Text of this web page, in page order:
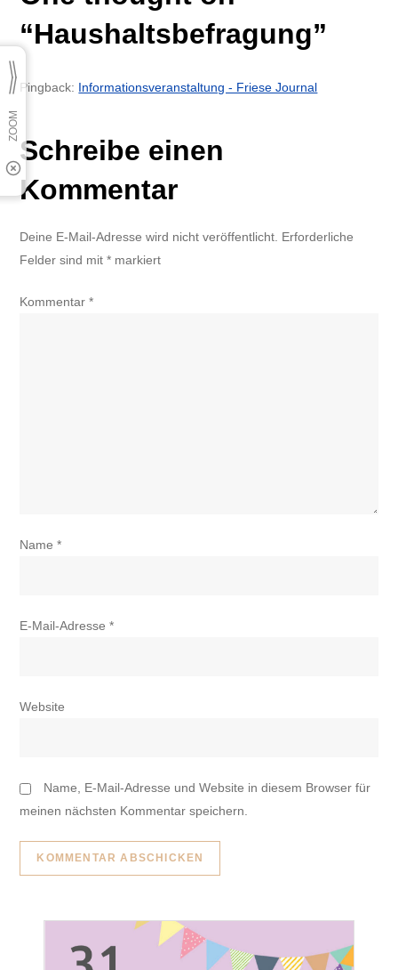
“Haushaltsbefragung”
Pingback: Informationsveranstaltung - Friese Journal
Schreibe einen
Kommentar
Deine E-Mail-Adresse wird nicht veröffentlicht. Erforderliche
Felder sind mit* markiert
Kommentar*
Name*
E-Mail-Adresse*
Website
Name, E-Mail-Adresse und Website in diesem Browser für
meinen nächsten Kommentar speichern.